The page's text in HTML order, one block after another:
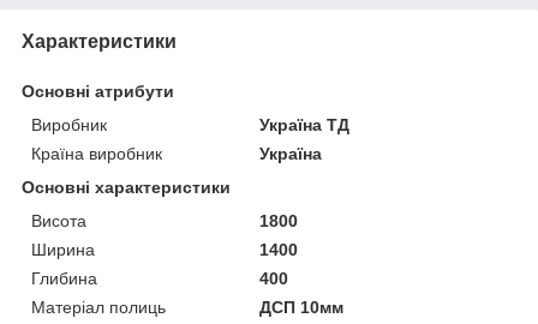
Характеристики
Основні атрибути
Виробник
Україна ТД
Країна виробник
Україна
Основні характеристики
Висота
1800
Ширина
1400
Глибина
400
Матеріал полиць
ДСП 10мм